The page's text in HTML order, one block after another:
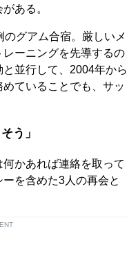
ある。
グアム合宿。厳しいメ
ーニングを先導するの
並行して、2004年から
ていることでも、サッ
う」
かあれば連絡を取って
を含めた3人の再会と